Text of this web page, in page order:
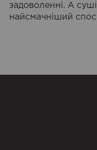
задоволенні. А
найсмачніший